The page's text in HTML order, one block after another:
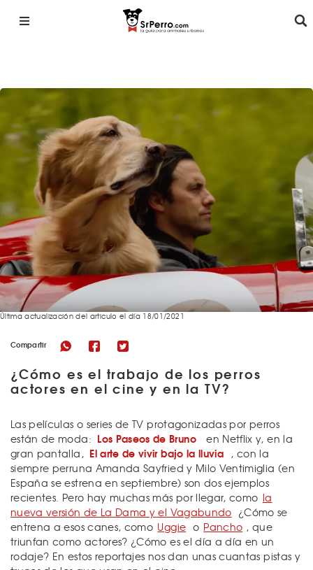
Compartir
¿Cómo es el trabajo de los perros
actores en el cine y en la TV?
Última actualización del articulo el día 18/01/2021
Las películas o series de TV protagonizadas por perros
están de moda: Los Paseos de Bruno
en Netflix y, en la
gran pantalla, El arte de vivir bajo la lluvia , con la
siempre perruna Amanda Sayfried y Milo Ventimiglia (en
España se estrena en septiembre) son dos ejemplos
recientes. Pero hay muchas más por llegar, como la
nueva versión de La Dama y el Vagabundo ¿Cómo se
entrena a esos canes, como Uggie o Pancho , que
triunfan como actores? ¿Cómo es el día a día en un
rodaje? En estos reportajes nos dan unas cuantas pistas y